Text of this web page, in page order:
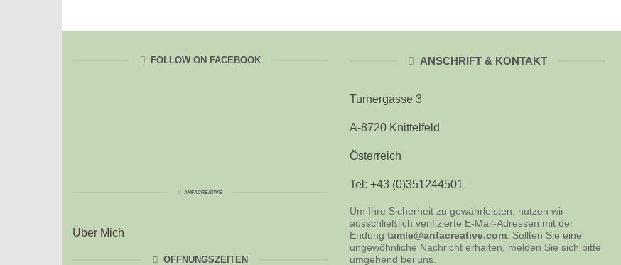
FOLLOW ON FACEBOOK
ANFACREATIVE
Über Mich
ÖFFNUNGSZEITEN
ANSCHRIFT & KONTAKT
Turnergasse 3
A-8720 Knittelfeld
Österreich
Tel: +43 (0)351244501
Um Ihre Sicherheit zu gewährleisten, nutzen wir
ausschließlich verifizierte E-Mail-Adressen mit der
Endung tamle@anfacreative.com. Sollten Sie eine
ungewöhnliche Nachricht erhalten, melden Sie sich bitte
umgehend bei uns.